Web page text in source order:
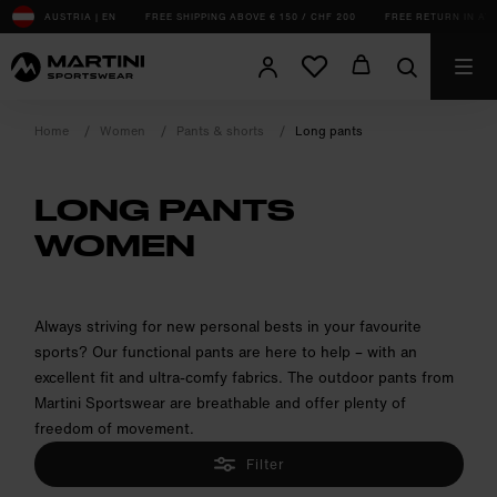
sr.Table Of Content
AUSTRIA | EN FREE SHIPPING ABOVE € 150 / CHF 200 FREE RETURN IN
Home Women Pants & shorts Long pants
LONG PANTS
WOMEN
Always striving for new personal bests in your favourite
sports? Our functional pants are here to help – with an
excellent fit and ultra-comfy fabrics. The outdoor pants from
Martini Sportswear are breathable and offer plenty of
freedom of movement.
Filter